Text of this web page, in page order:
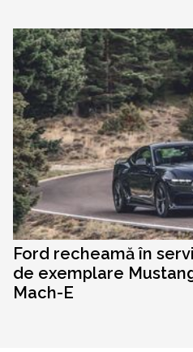
Ford recheamă în
de exemplare
Mach-E